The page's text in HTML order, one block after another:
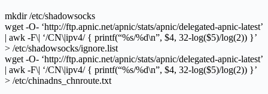
mkdir /etc/shadowsocks
wget -O- ‘http://ftp.apnic.net/apnic/stats/apnic/delegated-apnic-latest’
| awk -F\| ‘/CN\|ipv4/ { printf(“%s/%d\n”, $4, 32-log($5)/log(2)) }’
> /etc/shadowsocks/ignore.list
wget -O- ‘http://ftp.apnic.net/apnic/stats/apnic/delegated-apnic-latest’
| awk -F\| ‘/CN\|ipv4/ { printf(“%s/%d\n”, $4, 32-log($5)/log(2)) }’
> /etc/chinadns_chnroute.txt